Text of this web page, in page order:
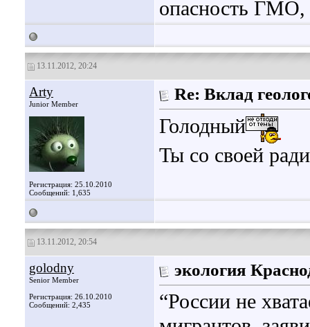
опасность ГМО,
13.11.2012, 20:24
Arty
Junior Member
Регистрация: 25.10.2010
Сообщений: 1,635
Re: Вклад
Голодный
Ты со своей
13.11.2012, 20:54
golodny
Senior Member
Регистрация: 26.10.2010
Сообщений: 2,435
экология
“России не